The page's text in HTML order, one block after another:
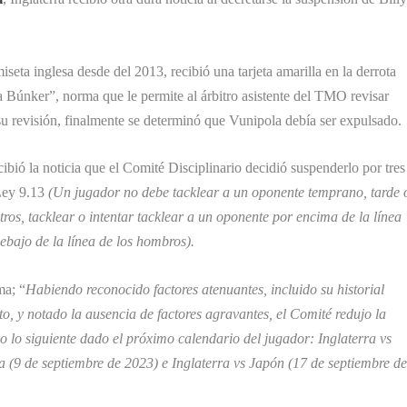
inglesa desde del 2013, recibió una tarjeta amarilla en la derrota
norma que le permite al árbitro asistente del TMO revisar
revisión, finalmente se determinó que Vunipola debía ser expulsado.
la noticia que el Comité Disciplinario decidió suspenderlo por tres
9.13(Un jugador no debe tacklear a un oponente temprano, tarde
tacklear o intentar tacklear a un oponente por encima de la línea
de la línea de los hombros).
“Habiendo reconocido factores atenuantes, incluido su historial
y notado la ausencia de factores agravantes, el Comité redujo la
lo siguiente dado el próximo calendario del jugador: Inglaterra vs
de septiembre de 2023) e Inglaterra vs Japón (17 de septiembre de